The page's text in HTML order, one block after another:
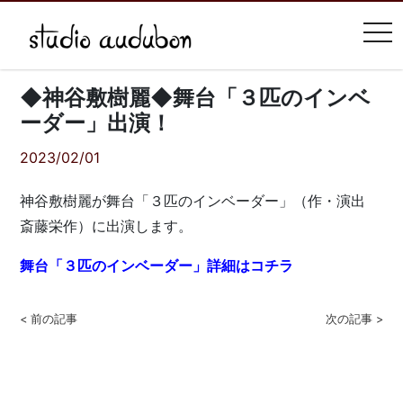
◆神谷敷樹麗◆舞台「３匹のインベ
ーダー」出演！
2023/02/01
神谷敷樹麗が舞台「３匹のインベーダー」（作・演出
斎藤栄作）に出演します。
舞台「３匹のインベーダー」詳細はコチラ
< 前の記事 次の記事 >